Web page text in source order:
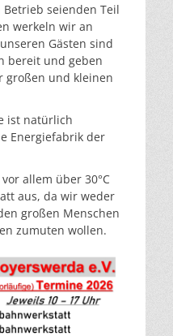
seienden Teil
werkeln wir an
Gästen sind
bereit und geben
großen und kleinen
ist natürlich
Energiefabrik der
allem über 30°C
aus, da wir weder
großen Menschen
zumuten wollen.